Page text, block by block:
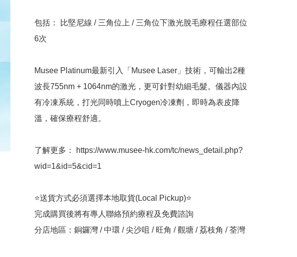
包括： 比堅尼線 / 三角位上 / 三角位下激光脫毛療程任選部位
6次
Musee Platinum最新引入「Musee Laser」技術，可輸出2種
波長755nm + 1064nm的激光，更可針對幼細毛髮。儀器內設
有冷凍系統，打光同時噴上Cryogen冷凍劑，即時為表皮降
溫，確保療程舒適。
了解更多： https://www.musee-hk.com/tc/news_detail.php?
wid=1&id=5&cid=1
⭐送貨方式必須選擇本地取貨(Local Pickup)⭐
完成購買後將有專人聯絡預約療程及免費諮詢
分店地區：銅鑼灣 / 中環 / 尖沙咀 / 旺角 / 觀塘 / 荔枝角 / 荃灣